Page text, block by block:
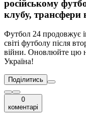
російському
клубу, трансфери
Футбол 24 продовжує
світі футболу після
війни. Оновлюйте цю
Україна!
Поділитись
0
коментарі